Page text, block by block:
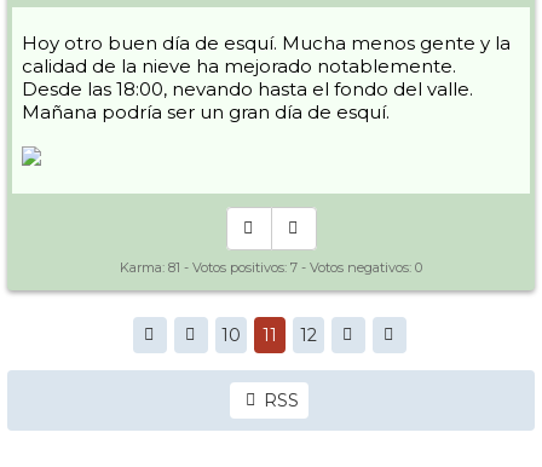
Hoy otro buen día de esquí. Mucha menos gente y la
calidad de la nieve ha mejorado notablemente.
Desde las 18:00, nevando hasta el fondo del valle.
Mañana podría ser un gran día de esquí.
Karma: 81 - Votos positivos: 7 - Votos negativos: 0
10 11 12
RSS